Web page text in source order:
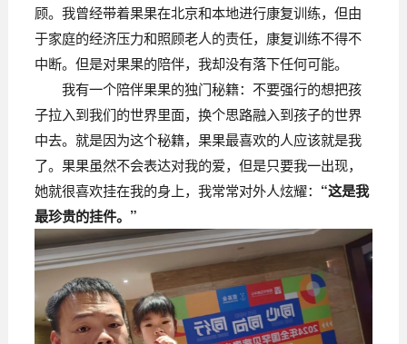
顾。我曾经带着果果在北京和本地进行康复训练，但由
于家庭的经济压力和照顾老人的责任，康复训练不得不
中断。但是对果果的陪伴，我却没有落下任何可能。
我有一个陪伴果果的独门秘籍：不要强行的想把孩
子拉入到我们的世界里面，换个思路融入到孩子的世界
中去。就是因为这个秘籍，果果最喜欢的人应该就是我
了。果果虽然不会表达对我的爱，但是只要我一出现，
她就很喜欢挂在我的身上，我常常对外人炫耀： “这是我
最珍贵的挂件。”